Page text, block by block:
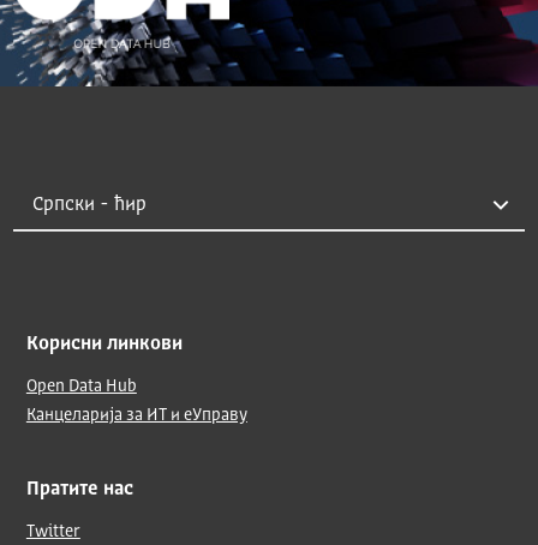
Корисни линкови
Open Data Hub
Канцеларија за ИТ и еУправу
Пратите нас
Twitter